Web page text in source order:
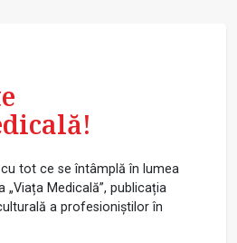
tot ce se întâmplă în lumea
Medicală”, publicația
a profesioniștilor în